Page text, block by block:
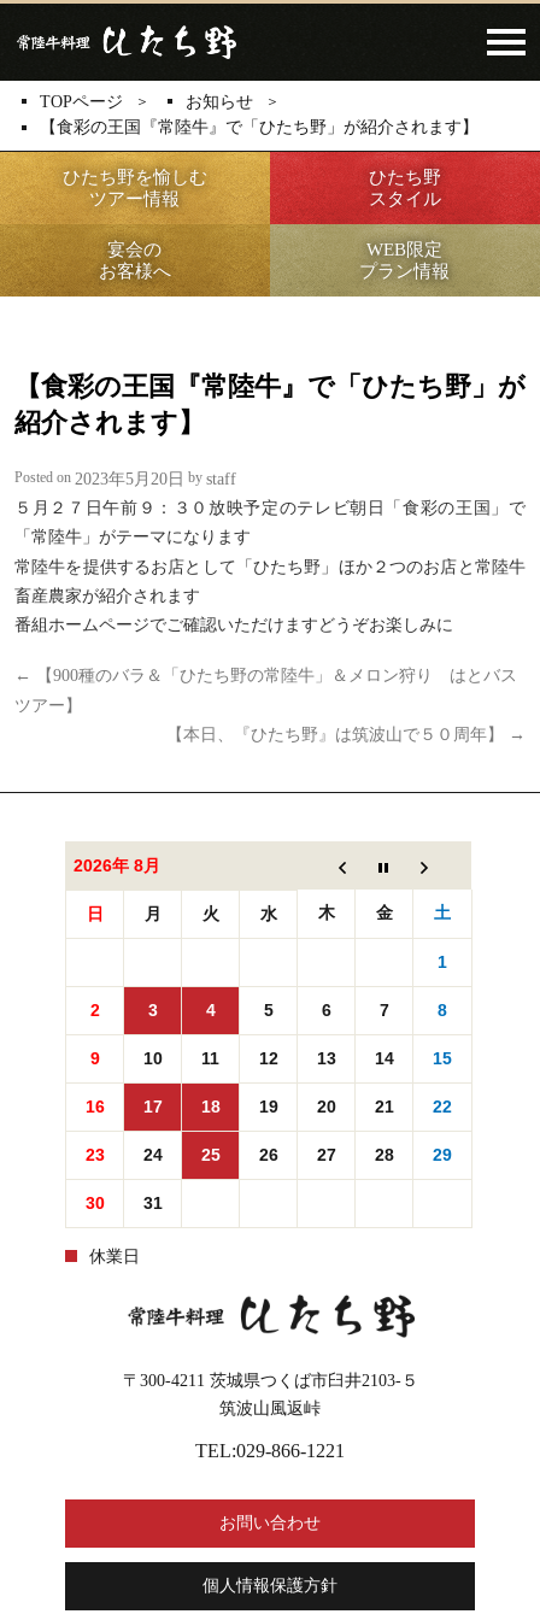
Click​
TOPページ
お知らせ
【食彩の王国『常陸牛』で「ひたち野」が紹介されます】
ひたち野を愉しむ
ツアー情報
ひたち野
スタイル
宴会の
お客様へ
WEB限定
プラン情報
【食彩の王国『常陸牛』で「ひたち野」が
紹介されます】
Posted on 2023年5月20日 by staff
５月２７日午前９：３０放映予定のテレビ朝日「食彩の王国」で
「常陸牛」がテーマになります
常陸牛を提供するお店として「ひたち野」ほか２つのお店と常陸牛
畜産農家が紹介されます
番組ホームページでご確認いただけますどうぞお楽しみに
←
【900種のバラ＆「ひたち野の常陸牛」＆メロン狩り はとバス
ツアー】
【本日、『ひたち野』は筑波山で５０周年】
→
2026年 8月
日 月 火 水 木 金 土
1
2 3 4 5 6 7 8
9 10 11 12 13 14 15
16 17 18 19 20 21 22
23 24 25 26 27 28 29
30 31
休業日
〒300-4211 茨城県つくば市臼井2103-５
筑波山風返峠
TEL:029-866-1221
お問い合わせ
個人情報保護方針